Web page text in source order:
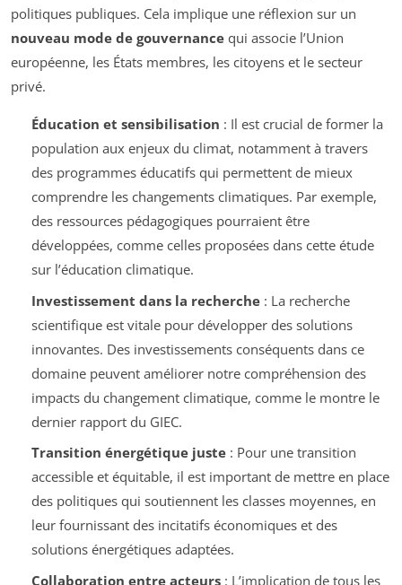
politiques publiques. Cela implique une réflexion sur un
nouveau mode de gouvernance qui associe l’Union
européenne, les États membres, les citoyens et le secteur
privé.
Éducation et sensibilisation : Il est crucial de former la
population aux enjeux du climat, notamment à travers
des programmes éducatifs qui permettent de mieux
comprendre les changements climatiques. Par exemple,
des ressources pédagogiques pourraient être
développées, comme celles proposées dans cette étude
sur l’éducation climatique.
Investissement dans la recherche: La recherche
scientifique est vitale pour développer des solutions
innovantes. Des investissements conséquents dans ce
domaine peuvent améliorer notre compréhension des
impacts du changement climatique, comme le montre le
dernier rapport du GIEC.
Transition énergétique juste: Pour une transition
accessible et équitable, il est important de mettre en place
des politiques qui soutiennent les classes moyennes, en
leur fournissant des incitatifs économiques et des
solutions énergétiques adaptées.
Collaboration entre acteurs: L’implication de tous les